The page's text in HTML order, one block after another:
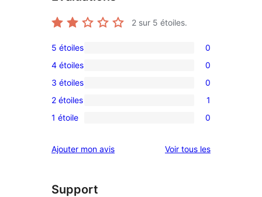
2 sur 5 étoiles.
0
avis
à
5
étoile
5 étoiles 0
0
avis
à
4
4 étoiles 0
0
avis
à
étoile
3 étoiles 0
1
avis
2
2 étoiles 1
0
à
étoile
1 étoile 0
Ajouter mon avis Voir tous lesavis
Support